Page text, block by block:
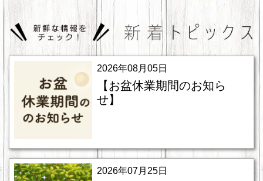
2026年08月05日
【お盆休業期間のお知ら
せ】
2026年07月25日